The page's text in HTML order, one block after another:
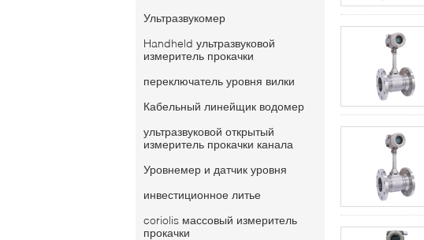
Ультразвукомер
Handheld ультразвуковой
измеритель прокачки
переключатель уровня вилки
Кабельный линейщик водомер
ультразвуковой открытый
измеритель прокачки канала
Уровнемер и датчик уровня
инвестиционное литье
coriolis массовый измеритель
прокачки